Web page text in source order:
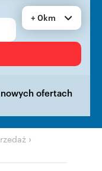
+ 0km
ofertach
›